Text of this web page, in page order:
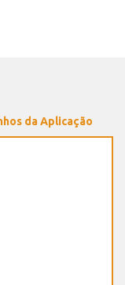
da Aplicação